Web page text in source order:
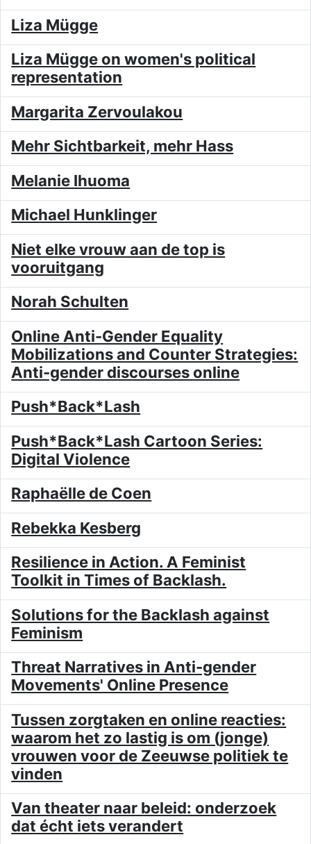
Liza Mügge
Liza Mügge on women's political
representation
Margarita Zervoulakou
Mehr Sichtbarkeit, mehr Hass
Melanie Ihuoma
Michael Hunklinger
Niet elke vrouw aan de top is
vooruitgang
Norah Schulten
Online Anti-Gender Equality
Mobilizations and Counter Strategies:
Anti-gender discourses online
Push*Back*Lash
Push*Back*Lash Cartoon Series:
Digital Violence
Raphaëlle de Coen
Rebekka Kesberg
Resilience in Action. A Feminist
Toolkit in Times of Backlash.
Solutions for the Backlash against
Feminism
Threat Narratives in Anti-gender
Movements' Online Presence
Tussen zorgtaken en online reacties:
waarom het zo lastig is om (jonge)
vrouwen voor de Zeeuwse politiek te
vinden
Van theater naar beleid: onderzoek
dat écht iets verandert